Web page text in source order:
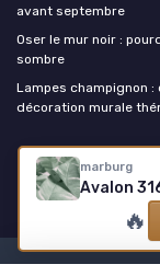
marburg
🔥
avant septembre
Oser le mur noir :
sombre
Lampes champignon
décoration murale
La decoration